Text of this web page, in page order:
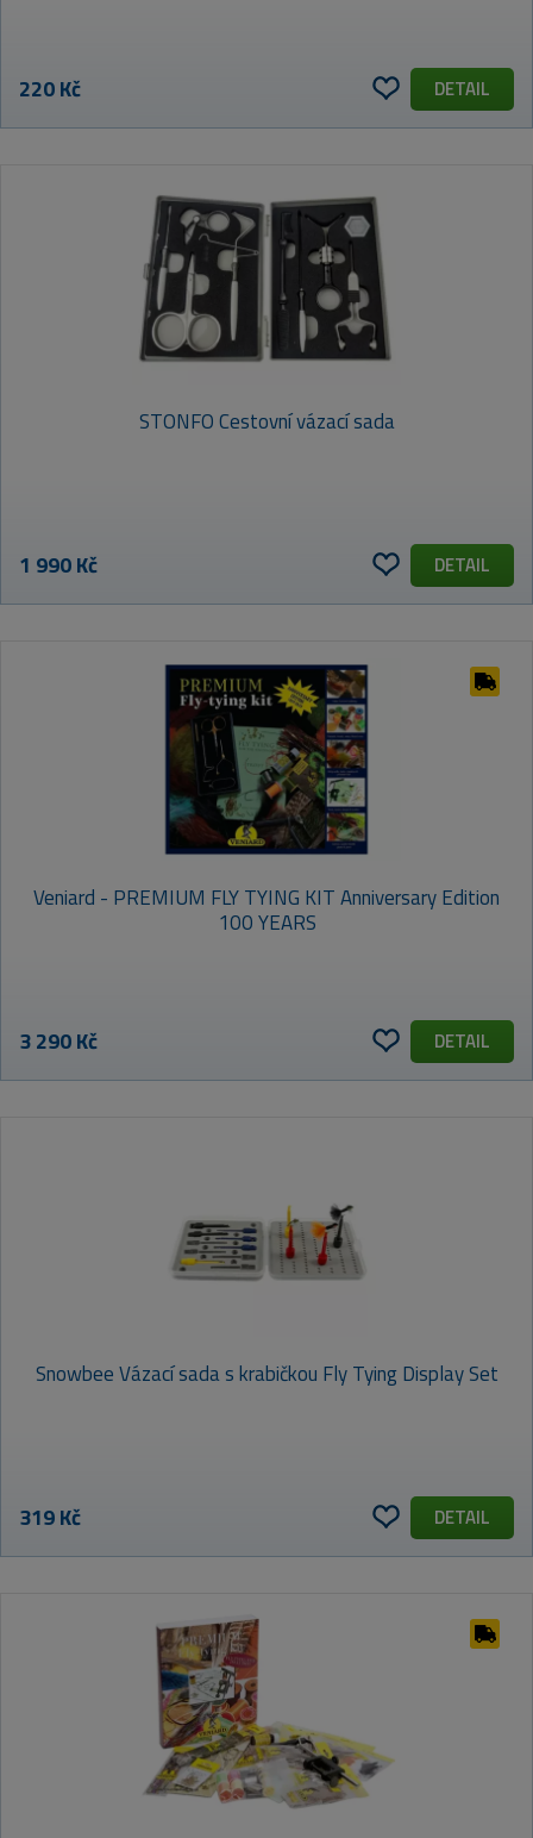
220 Kč DETAIL
STONFO Cestovní vázací sada
1 990 Kč DETAIL
Veniard - PREMIUM FLY TYING KIT Anniversary Edition
100 YEARS
3 290 Kč DETAIL
Snowbee Vázací sada s krabičkou Fly Tying Display Set
319 Kč DETAIL